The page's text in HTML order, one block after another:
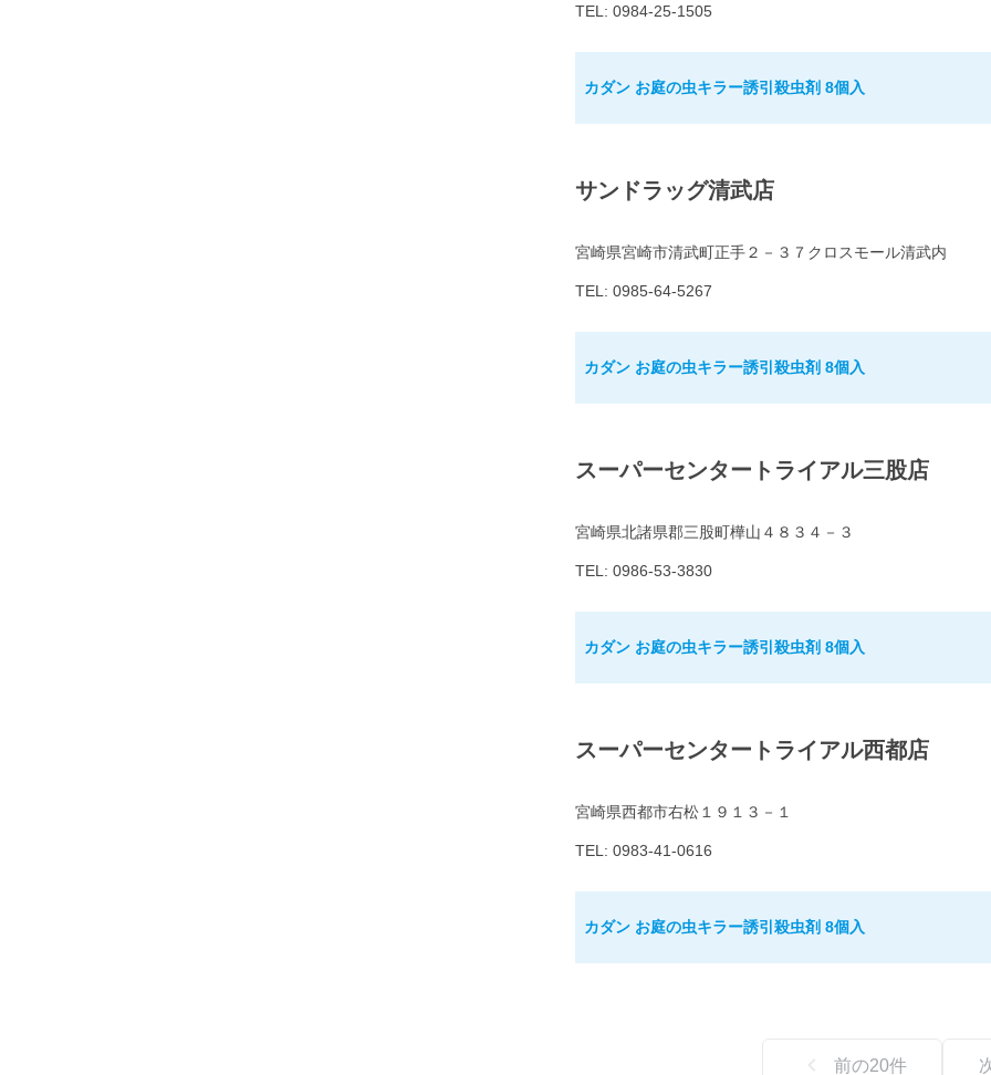
TEL: 0984-25-1505
カダン お庭の虫キラー誘引殺虫剤 8個入
サンドラッグ清武店
宮崎県宮崎市清武町正手２－３７クロスモール清武内
TEL: 0985-64-5267
カダン お庭の虫キラー誘引殺虫剤 8個入
スーパーセンタートライアル三股店
宮崎県北諸県郡三股町樺山４８３４－３
TEL: 0986-53-3830
カダン お庭の虫キラー誘引殺虫剤 8個入
スーパーセンタートライアル西都店
宮崎県西都市右松１９１３－１
TEL: 0983-41-0616
カダン お庭の虫キラー誘引殺虫剤 8個入
前の20件